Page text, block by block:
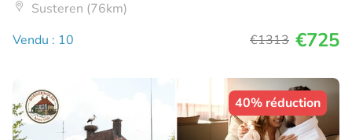
Susteren (76km)
Vendu : 10
€1313 €725
40% réduction